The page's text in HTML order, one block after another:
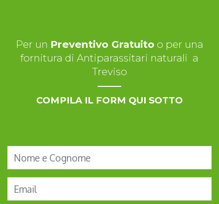
Per un Preventivo Gratuito o per una
fornitura di Antiparassitari naturali a
Treviso
COMPILA IL FORM QUI SOTTO